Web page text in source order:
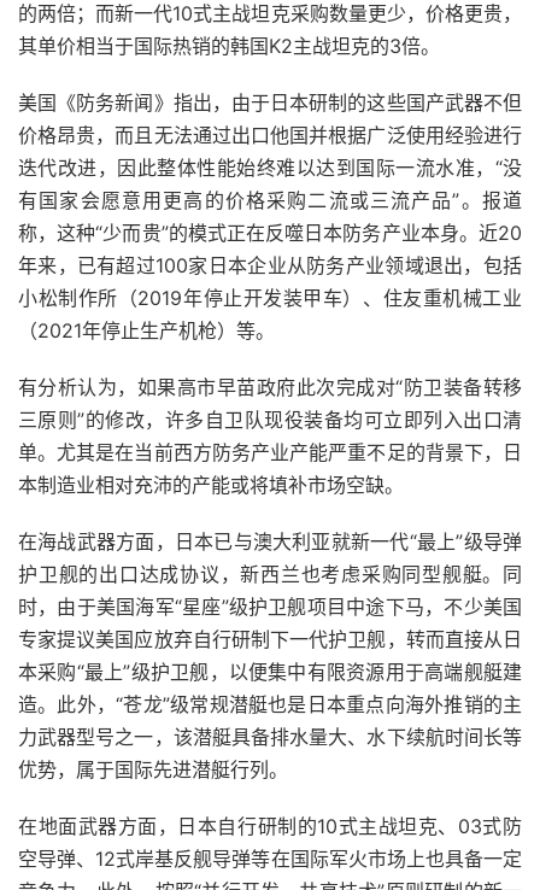
的两倍；而新一代10式主战坦克采购数量更少，价格更贵，
其单价相当于国际热销的韩国K2主战坦克的3倍。
美国《防务新闻》指出，由于日本研制的这些国产武器不但
价格昂贵，而且无法通过出口他国并根据广泛使用经验进行
迭代改进，因此整体性能始终难以达到国际一流水准，“没
有国家会愿意用更高的价格采购二流或三流产品”。报道
称，这种“少而贵”的模式正在反噬日本防务产业本身。近20
年来，已有超过100家日本企业从防务产业领域退出，包括
小松制作所（2019年停止开发装甲车）、住友重机械工业
（2021年停止生产机枪）等。
有分析认为，如果高市早苗政府此次完成对“防卫装备转移
三原则”的修改，许多自卫队现役装备均可立即列入出口清
单。尤其是在当前西方防务产业产能严重不足的背景下，日
本制造业相对充沛的产能或将填补市场空缺。
在海战武器方面，日本已与澳大利亚就新一代“最上”级导弹
护卫舰的出口达成协议，新西兰也考虑采购同型舰艇。同
时，由于美国海军“星座”级护卫舰项目中途下马，不少美国
专家提议美国应放弃自行研制下一代护卫舰，转而直接从日
本采购“最上”级护卫舰，以便集中有限资源用于高端舰艇建
造。此外，“苍龙”级常规潜艇也是日本重点向海外推销的主
力武器型号之一，该潜艇具备排水量大、水下续航时间长等
优势，属于国际先进潜艇行列。
在地面武器方面，日本自行研制的10式主战坦克、03式防
空导弹、12式岸基反舰导弹等在国际军火市场上也具备一定